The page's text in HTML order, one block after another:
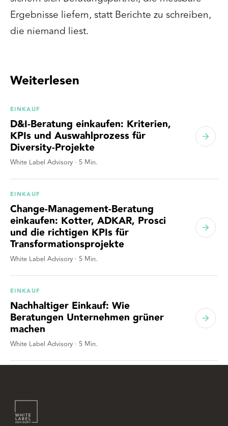
Ergebnisse liefern, statt Berichte zu schreiben,
die niemand liest.
Weiterlesen
EINKAUF
D&I-Beratung einkaufen: Kriterien,
KPIs und Auswahlprozess für
Diversity-Projekte
White Label Advisory · 5 Min.
EINKAUF
Change-Management-Beratung
einkaufen: Kotter, ADKAR, Prosci
und die richtigen KPIs für
Transformationsprojekte
White Label Advisory · 5 Min.
EINKAUF
Nachhaltiger Einkauf: Wie
Beratungen Unternehmen grüner
machen
White Label Advisory · 5 Min.